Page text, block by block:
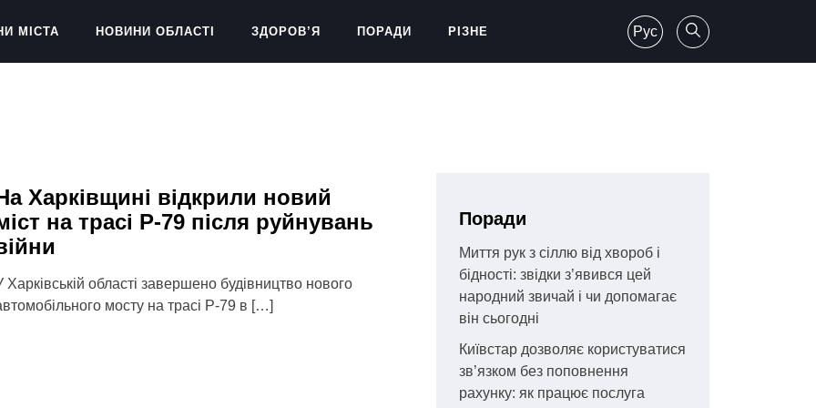
МІСТА НОВИНИ ОБЛАСТІ ЗДОРОВ’Я ПОРАДИ РІЗНЕ Рус
Харківщині відкрили новий
на трасі Р-79 після руйнувань
Харківській області завершено будівництво нового
мосту на трасі Р-79 в […]
Поради
Миття рук з сіллю від хвороб і
бідності: звідки з’явився цей
народний звичай і чи допомагає
він сьогодні
Київстар дозволяє користуватися
зв’язком без поповнення
рахунку: як працює послуга